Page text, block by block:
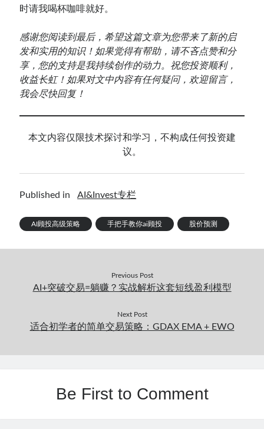
时请我喝杯咖啡就好。
感谢您阅读到最后，希望这篇文章为您带来了新的启
发和实用的知识！如果觉得有帮助，请不吝点赞和分
享，您的支持是我持续创作的动力。祝您投资顺利，
收益长虹！如果对文中内容有任何疑问，欢迎留言，
我会尽快回复！
本文内容仅限技术探讨和学习，不构成任何投资建
议。
Published in AI&Invest专栏
AI顾投高级策略 手把手教你ai顾投 股价预测
Previous Post
AI+突破交易=躺赚？实战解析这套短线盈利模型
Next Post
适合初学者的简单交易策略：GDAX EMA + EWO
Be First to Comment